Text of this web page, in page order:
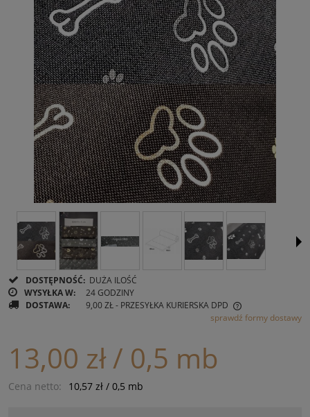
DOSTĘPNOŚĆ: DUŻA ILOŚĆ
WYSYŁKA W:
24 GODZINY
DOSTAWA:
9,00 ZŁ- PRZESYŁKA KURIERSKA DPD
CENA NIE ZAWIERA EWENTUALNYCH KOSZTÓW PŁATNOŚCI
sprawdź formy dostawy
13,00 zł/ 0,5 mb
Cena netto: 10,57 zł / 0,5 mb